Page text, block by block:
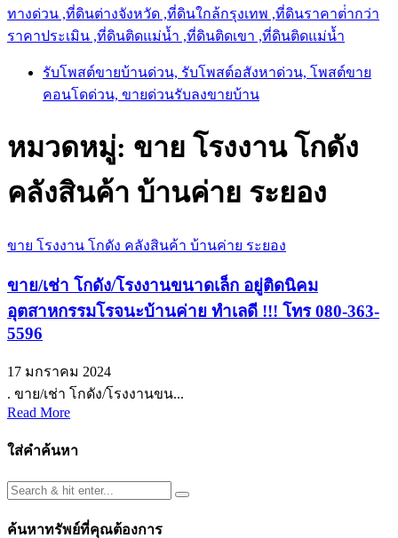
ทางด่วน ,ที่ดินต่างจังหวัด ,ที่ดินใกล้กรุงเทพ ,ที่ดินราคาต่ํากว่า
ราคาประเมิน ,ที่ดินติดแม่น้ำ ,ที่ดินติดเขา ,ที่ดินติดแม่น้ำ
รับโพสต์ขายบ้านด่วน, รับโพสต์อสังหาด่วน, โพสต์ขาย
คอนโดด่วน, ขายด่วนรับลงขายบ้าน
หมวดหมู่: ขาย โรงงาน โกดัง
คลังสินค้า บ้านค่าย ระยอง
ขาย โรงงาน โกดัง คลังสินค้า บ้านค่าย ระยอง
ขาย/เช่า โกดัง/โรงงานขนาดเล็ก อยู่ติดนิคม
อุตสาหกรรมโรจนะบ้านค่าย ทำเลดี !!! โทร 080-363-
5596
17 มกราคม 2024
. ขาย/เช่า โกดัง/โรงงานขน...
Read More
ใส่คำค้นหา
ค้นหาทรัพย์ที่คุณต้องการ